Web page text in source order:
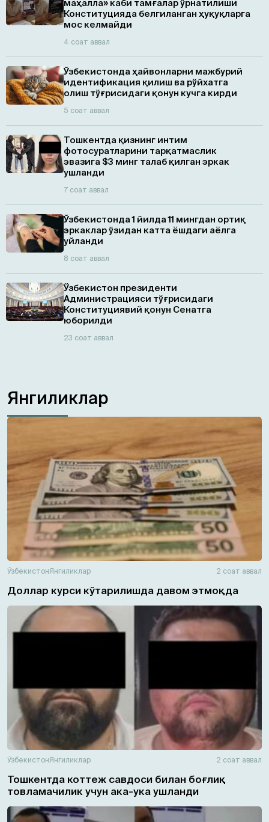
маҳалла» каби тамғалар ўрнатилиши
Конституцияда белгиланган ҳуқуқларга
мос келмайди
4 соат аввал
Ўзбекистонда ҳайвонларни мажбурий
идентификация қилиш ва рўйхатга
олиш тўғрисидаги қонун кучга кирди
5 соат аввал
Тошкентда қизнинг интим
фотосуратларини тарқатмаслик
эвазига $3 минг талаб қилган эркак
ушланди
7 соат аввал
Ўзбекистонда 1 йилда 11 мингдан ортиқ
эркаклар ўзидан катта ёшдаги аёлга
уйланди
8 соат аввал
Ўзбекистон президенти
Администрацияси тўғрисидаги
Конституциявий қонун Сенатга
юборилди
23 соат аввал
Янгиликлар
ЎзбекистонЯнгиликлар 2 соат аввал
Доллар курси кўтарилишда давом этмоқда
ЎзбекистонЯнгиликлар 2 соат аввал
Тошкентда коттеж савдоси билан боғлиқ
товламачилик учун ака-ука ушланди